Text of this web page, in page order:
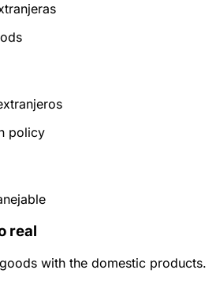
policy
real
with the domestic products.